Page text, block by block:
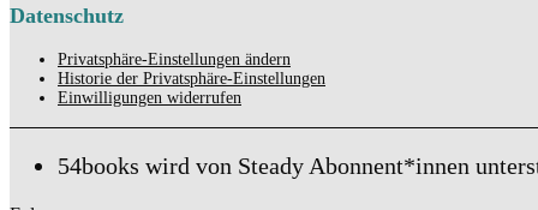
Datenschutz
Privatsphäre-Einstellungen ändern
Historie der Privatsphäre-Einstellungen
Einwilligungen widerrufen
54books wird von Steady Abonnent*innen